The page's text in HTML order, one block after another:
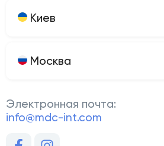
Киев
Москва
Электронная почта:
info@mdc-int.com